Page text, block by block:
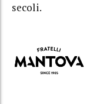
secoli.